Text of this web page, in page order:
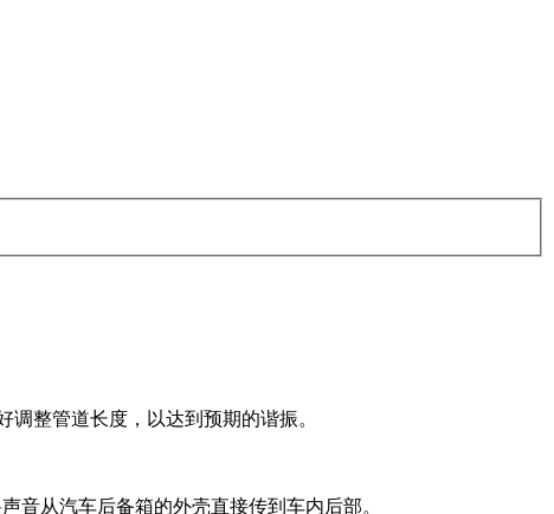
整管道长度，以达到预期的谐振。
音从汽车后备箱的外壳直接传到车内后部。